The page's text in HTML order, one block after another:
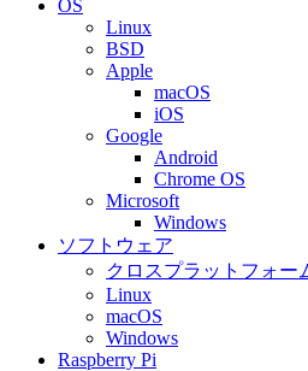
OS
Linux
BSD
Apple
macOS
iOS
Google
Android
Chrome OS
Microsoft
Windows
ソフトウェア
クロスプラットフォー
Linux
macOS
Windows
Raspberry Pi